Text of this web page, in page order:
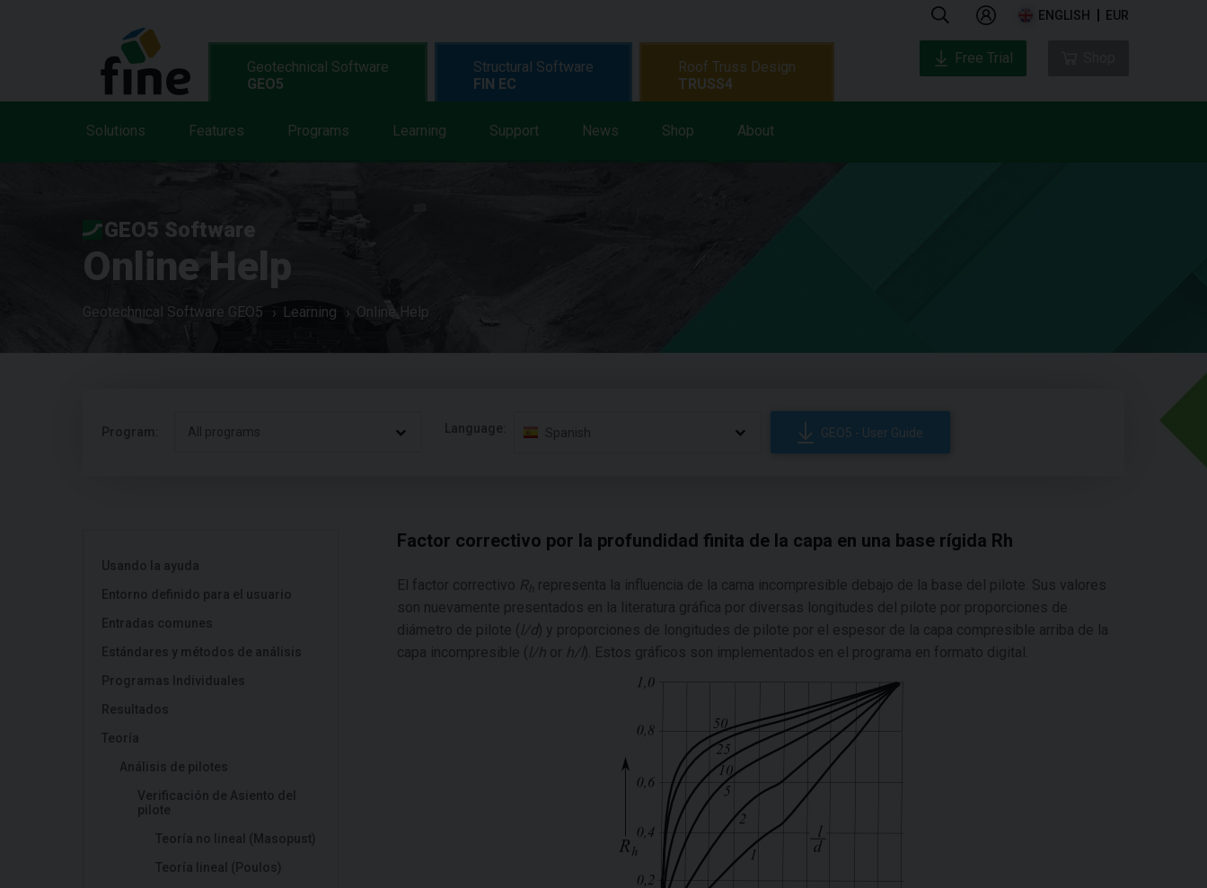
ENGLISH EUR
Geotechnical Software
GEO5
Solutions Features Programs Learning Support News Shop About
Structural Software
FIN EC
Roof Truss Design
TRUSS4
Free Trial
GEO5 Software
Online Help
Geotechnical Software GEO5 Learning Online Help
Program: All programs Language: Spanish GEO5 - User Guide
Usando la ayuda
Entorno definido para el usuario
Entradas comunes
Estándares y métodos de análisis
Programas Individuales
Resultados
Teoría
Análisis de pilotes
Verificación de Asiento del
pilote
Teoría no lineal (Masopust)
Teoría lineal (Poulos)
Factor correctivo por la profundidad finita de la capa en una base rígida Rh
El factor correctivo Rh representa la influencia de la cama incompresible debajo de la base del pilote. Sus valores
son nuevamente presentados en la literatura gráfica por diversas longitudes del pilote por proporciones de
diámetro de pilote ( l/d) y proporciones de longitudes de pilote por el espesor de la capa compresible arriba de la
capa incompresible ( l/h or h /l). Estos gráficos son implementados en el programa en formato digital.